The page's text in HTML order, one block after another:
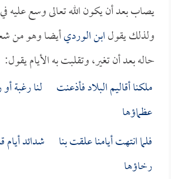
يصاب بعد أن يكون الله تعالى وسع عليه
ولذلك يقولابن الورديأيضا وهو من
حاله بعد أن تغير، وتقلبت به الأيام يقول:
ملكنا أقاليم البلاد فأذعنت لنا رغبة
عظماؤها
فلما انتهت أيامنا علقت بنا شدائد أيام
رخاؤها